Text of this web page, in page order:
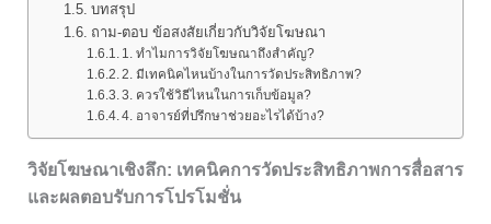
บทสรุป
ถาม-ตอบ ข้อสงสัยเกี่ยวกับวิจัยโฆษณา
1. ทำไมการวิจัยโฆษณาถึงสำคัญ?
2. มีเทคนิคไหนบ้างในการวัดประสิทธิภาพ?
3. ควรใช้วิธีไหนในการเก็บข้อมูล?
4. อาจารย์ที่ปรึกษาช่วยอะไรได้บ้าง?
วิจัยโฆษณาเชิงลึก: เทคนิคการวัดประสิทธิภาพการสื่อสาร
และผลตอบรับการโปรโมชั่น